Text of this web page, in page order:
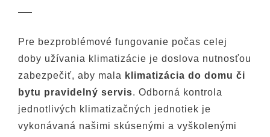
zastrešuje aj zákon č. 286/2009 Z.z..
Pre bezproblémové fungovanie počas celej
doby užívania klimatizácie je doslova nutnosťou
zabezpečiť, aby mala klimatizácia do domu či
bytu pravidelný servis. Odborná kontrola
jednotlivých klimatizačných jednotiek je
vykonávaná našimi skúsenými a vyškolenými